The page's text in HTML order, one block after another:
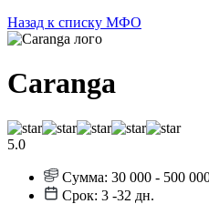
Назад к списку МФО
Caranga
5.0
Сумма: 30 000 - 500
Срок: 3 -32 дн.